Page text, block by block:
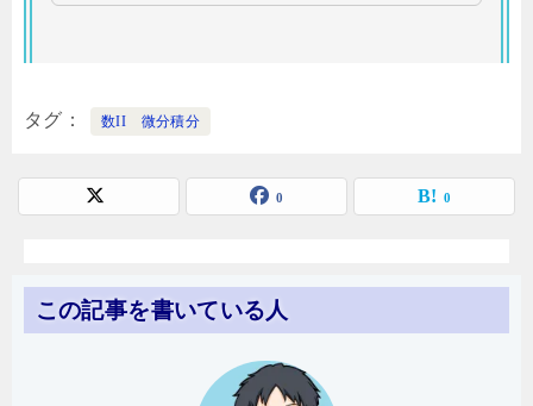
タグ 数II 微分積分
0 0
この記事を書いている人